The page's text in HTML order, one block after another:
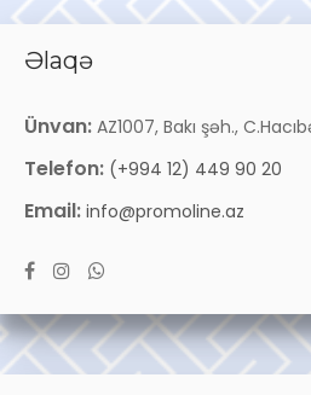
Əlaqə
Ünvan: AZ1007, Bakı şəh.,
Telefon: (+994 12) 449 90 20
Email: info@promoline.az